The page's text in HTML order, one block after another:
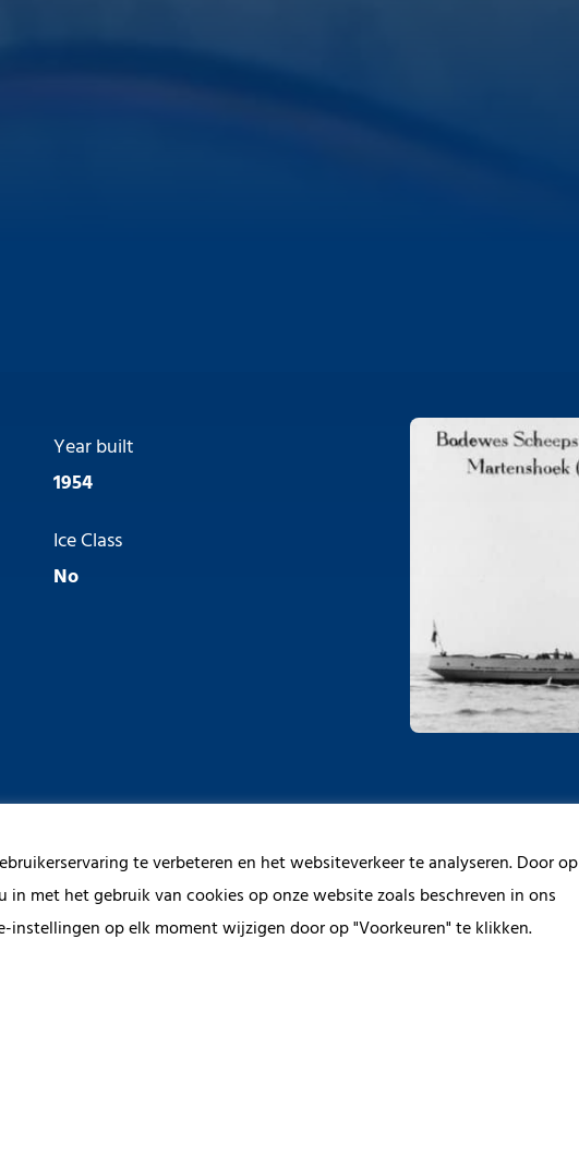
Year built
1954
Ice Class
No
te verbeteren en het websiteverkeer te analyseren. Door op
met het gebruik van cookies op onze website zoals beschreven in ons
instellingen op elk moment wijzigen door op "Voorkeuren" te klikken.